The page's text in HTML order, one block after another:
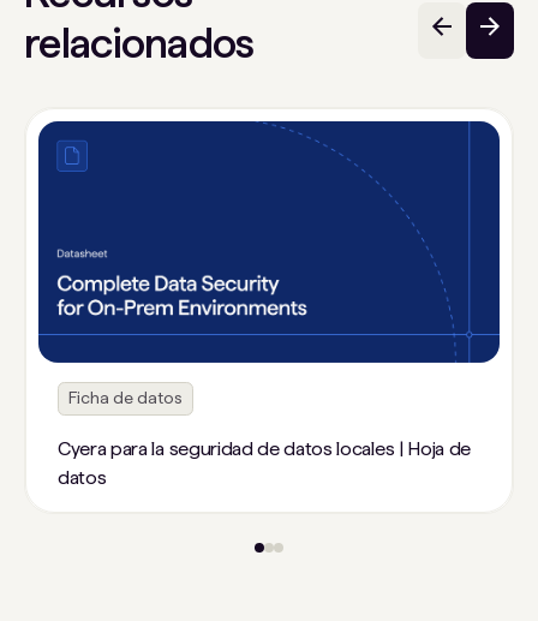
relacionados
Ficha de datos
Cyera para la seguridad de datos locales | Hoja de
datos